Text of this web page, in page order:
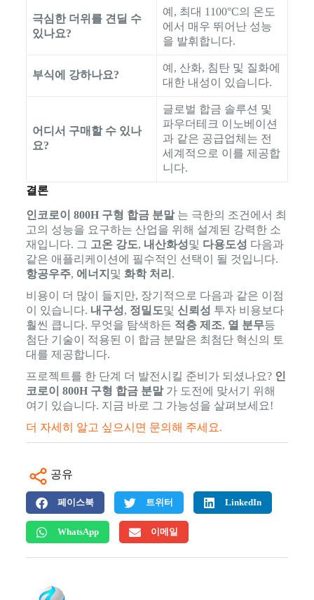
극심한 더위를 견딜 수
있나요?
예, 최대 1100°C의 온도
에서 매우 뛰어난 성능
을 발휘합니다.
부식에 강하나요?
예, 산화, 침탄 및 질화에
대한 내성이 있습니다.
어디서 구매할 수 있나
요?
글로벌 합금 솔루션 및
파우더테크 이노베이션
과 같은 공급업체는 전
세계적으로 이를 제공합
니다.
결론
인코로이 800H 구형 합금 분말는 극한의 조건에서 최
고의 성능을 요구하는 산업을 위해 설계된 강력한 소
재입니다. 그 고온 강도, 내산화성및 다용도성 다음과
같은 애플리케이션에 필수적인 선택이 될 것입니다.
항공우주, 에너지 및 화학 처리 .
비용이 더 많이 들지만, 장기적으로 다음과 같은 이점
이 있습니다. 내구성, 정밀도및 신뢰성 투자 비용보다
훨씬 큽니다. 무엇을 탐색하든 적층 제조, 열 분무등
첨단 기술이 적용된 이 합금 분말은 최첨단 혁신의 토
대를 제공합니다.
프로젝트를 한 단계 더 발전시킬 준비가 되셨나요? 인
코로이 800H 구형 합금 분말가 도전에 맞서기 위해
여기 있습니다. 지금 바로 그 가능성을 살펴보세요!
더 자세히 알고 싶으시면 문의해 주세요.
공유
페이스북 트위터 LinkedIn
WhatsApp 이메일